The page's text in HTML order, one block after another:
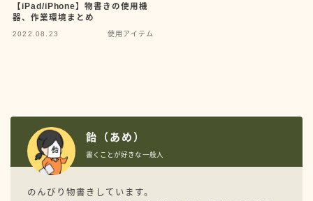
プロフィールを読む
X YouTube
WordPress設定 YouTube
オーディオブック サーバー
【iPad/iPhone】物書きの使用機
器、作業環境まとめ
2022.08.23 使用アイテム
飴（あめ）
書くことが好きな一般人
のんびり物書きしています。